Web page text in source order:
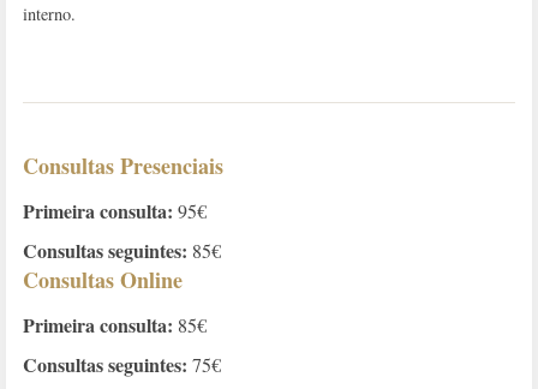
interno.
Consultas Presenciais
Primeira consulta: 95€
Consultas seguintes: 85€
Consultas Online
Primeira consulta: 85€
Consultas seguintes: 75€